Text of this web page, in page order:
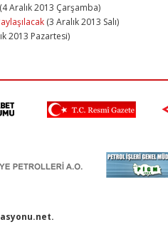
(4 Aralık 2013 Çarşamba)
(3 Aralık 2013 Salı)
2013 Pazartesi)